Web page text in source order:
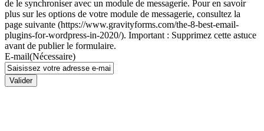
de le synchroniser avec un module de messagerie. Pour en savoir
plus sur les options de votre module de messagerie, consultez la
page suivante (https://www.gravityforms.com/the-8-best-email-
plugins-for-wordpress-in-2020/). Important : Supprimez cette astuce
avant de publier le formulaire.
E-mail(Nécessaire)
Valider